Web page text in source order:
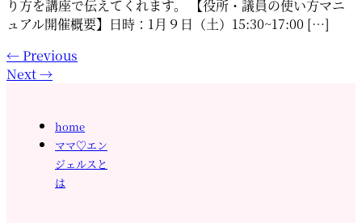
り方を講座で伝えてくれます。 【役所・議員の使い方マニ
ュアル開催概要】日時：1月９日（土）15:30~17:00 […]
← Previous
Next→
home
ママ♡エン
ジェルスと
は